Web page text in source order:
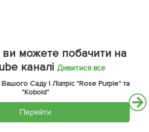
ви можете побачити на
каналі Дивитися все
Вашого Саду | Ліатріс "Rose Purple" та
"Kobold"
Перейти